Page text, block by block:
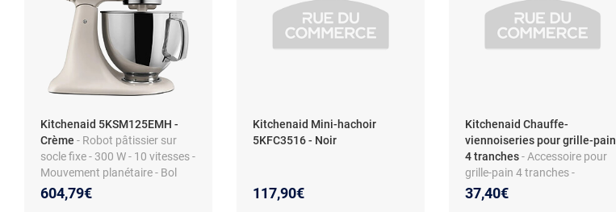
Kitchenaid 5KSM125EMH -
Crème - Robot pâtissier sur
socle fixe - 300 W - 10 vitesses -
Mouvement planétaire - Bol
inox - Compatibles lave-
vaisselle - Accessoires fouet,
604,79€
Kitchenaid Mini-hachoir
5KFC3516 - Noir
117,90€
Kitchenaid Chauffe-
viennoiseries pour grille-pain
4 tranches- Accessoire pour
grille-pain 4 tranches -
Compatible modèle Kitchenaid
5KTT890 - Inox - Réf. 5KTBW4
37,40€